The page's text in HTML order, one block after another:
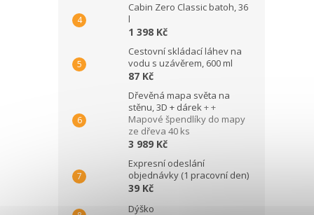
Cabin Zero Classic batoh, 36
l
1 398 Kč
Cestovní skládací láhev na
vodu s uzávěrem, 600 ml
87 Kč
Dřevěná mapa světa na
stěnu, 3D + dárek+ +
Mapové špendlíky do mapy
ze dřeva 40 ks
3 989 Kč
Expresní odeslání
objednávky (1 pracovní den)
39 Kč
Dýško